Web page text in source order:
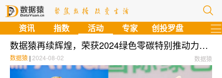
资讯 指数 活动 专家 创投罗盘
数据猿再续辉煌，荣获2024绿色零碳特别推动力奖与金融科技影响力品牌双重大奖
数据猿
数据猿 | 2024-08-02